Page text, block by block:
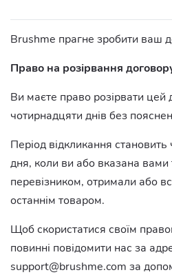
Brushme прагне зробити ваш
Право на розірвання
Ви маєте право розірвати цей
чотирнадцяти днів без
Період відкликання
дня, коли ви або вказана вами
перевізником, отримали або
останнім товаром.
Щоб скористатися своїм
повинні повідомити нас за
support@brushme.com за